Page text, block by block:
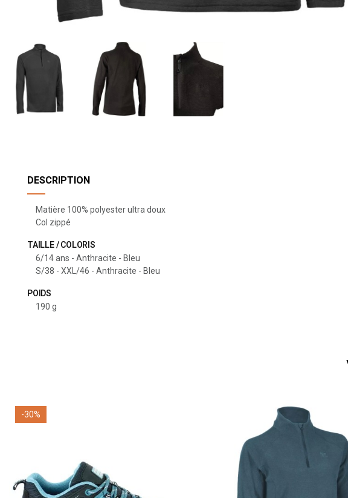
DESCRIPTION
Matière 100% polyester ultra doux
Col zippé
TAILLE / COLORIS
6/14 ans - Anthracite - Bleu
S/38 - XXL/46 - Anthracite - Bleu
POIDS
190 g
-30%
Inscrivez-vous et